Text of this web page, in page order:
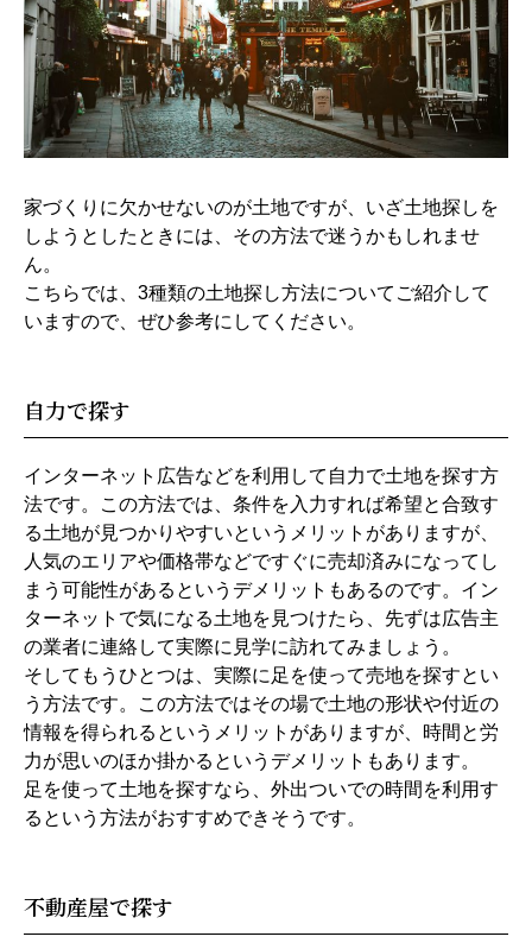
家づくりに欠かせないのが土地ですが、いざ土地探しを
しようとしたときには、その方法で迷うかもしれませ
ん。
こちらでは、3種類の土地探し方法についてご紹介して
いますので、ぜひ参考にしてください。
自力で探す
インターネット広告などを利用して自力で土地を探す方
法です。この方法では、条件を入力すれば希望と合致す
る土地が見つかりやすいというメリットがありますが、
人気のエリアや価格帯などですぐに売却済みになってし
まう可能性があるというデメリットもあるのです。イン
ターネットで気になる土地を見つけたら、先ずは広告主
の業者に連絡して実際に見学に訪れてみましょう。
そしてもうひとつは、実際に足を使って売地を探すとい
う方法です。この方法ではその場で土地の形状や付近の
情報を得られるというメリットがありますが、時間と労
力が思いのほか掛かるというデメリットもあります。
足を使って土地を探すなら、外出ついでの時間を利用す
るという方法がおすすめできそうです。
不動産屋で探す